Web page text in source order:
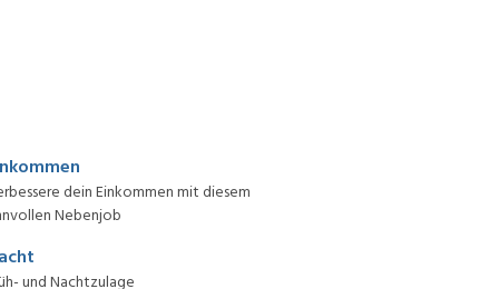
dein Einkommen mit diesem
Nebenjob
und Nachtzulage